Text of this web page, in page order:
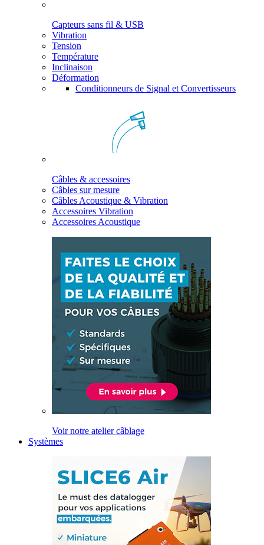
Capteurs sans fil & USB
Vibration
Tension
Température
Inclinaison
Déformation
Conditionneurs de Signal et Convertisseurs
Câbles & accessoires
Câbles sur mesure
Câbles Acoustique & Vibration
Accessoires Vibration
Accessoires Acoustique
Voir notre atelier câblage
Systèmes